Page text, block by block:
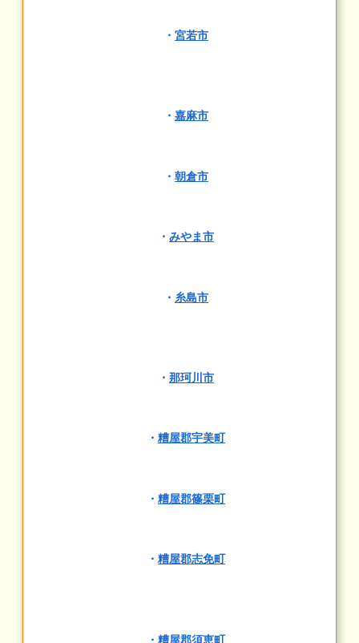
・ 宮若市
・ 嘉麻市
・ 朝倉市
・ みやま市
・ 糸島市
・ 那珂川市
・ 糟屋郡宇美町
・ 糟屋郡篠栗町
・ 糟屋郡志免町
・ 糟屋郡須恵町